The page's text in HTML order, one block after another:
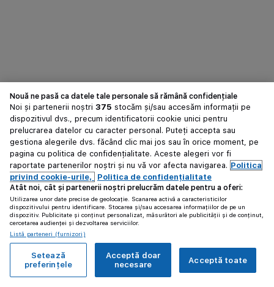
Nouă ne pasă ca datele tale personale să rămână confidențiale
Noi și partenerii noștri 375 stocăm și/sau accesăm informații pe
dispozitivul dvs., precum identificatorii cookie unici pentru
prelucrarea datelor cu caracter personal. Puteți accepta sau
gestiona alegerile dvs. făcând clic mai jos sau în orice moment, pe
pagina cu politica de confidențialitate. Aceste alegeri vor fi
raportate partenerilor noștri și nu vă vor afecta navigarea. Politica
privind cookie-urile,
Politica de confidențialitate
Atât noi, cât și partenerii noștri prelucrăm datele pentru a oferi:
Utilizarea unor date precise de geolocație. Scanarea activă a caracteristicilor
dispozitivului pentru identificare. Stocarea și/sau accesarea informațiilor de pe un
dispozitiv. Publicitate și conținut personalizat, măsurători ale publicității și de conținut,
cercetarea audienței și dezvoltarea serviciilor.
Listă parteneri (furnizori)
Acceptă toate
Acceptă doar
necesare
Setează
preferințele